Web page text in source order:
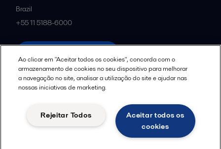
Brazil
+55 11 5188-6000
Diretrizes da Comunidade
Aviso de Privacidade de Dados para Candidatos a Vagas
Ao clicar em "Aceitar todos os cookies", concorda com o
armazenamento de cookies no seu dispositivo para melhorar
a navegação no site, analisar a utilização do site e ajudar nas
nossas iniciativas de marketing.
Aceitar todos os
cookies
Rejeitar Todos